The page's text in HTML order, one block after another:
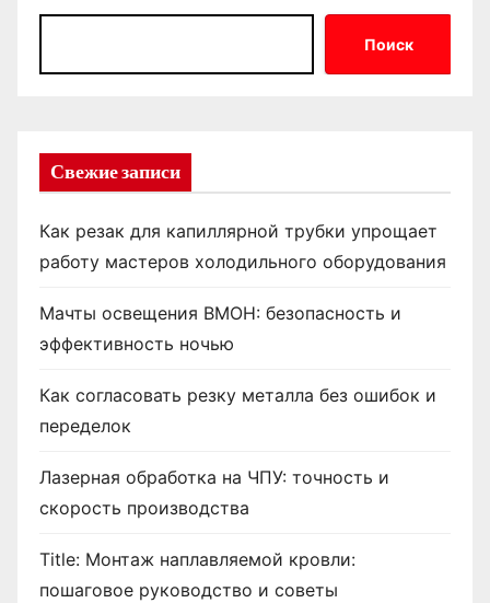
Поиск
Свежие записи
Как резак для капиллярной трубки упрощает
работу мастеров холодильного оборудования
Мачты освещения ВМОН: безопасность и
эффективность ночью
Как согласовать резку металла без ошибок и
переделок
Лазерная обработка на ЧПУ: точность и
скорость производства
Title: Монтаж наплавляемой кровли:
пошаговое руководство и советы